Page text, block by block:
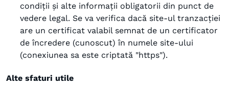
condiții și alte informații obligatorii din punct de
vedere legal. Se va verifica dacă site-ul tranzacției
are un certificat valabil semnat de un certificator
de încredere (cunoscut) în numele site-ului
(conexiunea sa este criptată "https").
Alte sfaturi utile